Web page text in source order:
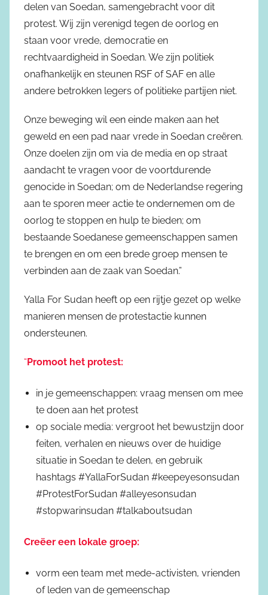
delen van Soedan, samengebracht voor dit
protest. Wij zijn verenigd tegen de oorlog en
staan voor vrede, democratie en
rechtvaardigheid in Soedan. We zijn politiek
onafhankelijk en steunen RSF of SAF en alle
andere betrokken legers of politieke partijen niet.
Onze beweging wil een einde maken aan het
geweld en een pad naar vrede in Soedan creëren.
Onze doelen zijn om via de media en op straat
aandacht te vragen voor de voortdurende
genocide in Soedan; om de Nederlandse regering
aan te sporen meer actie te ondernemen om de
oorlog te stoppen en hulp te bieden; om
bestaande Soedanese gemeenschappen samen
te brengen en om een brede groep mensen te
verbinden aan de zaak van Soedan.”
Yalla For Sudan heeft op een rijtje gezet op welke
manieren mensen de protestactie kunnen
ondersteunen.
“Promoot het protest:
in je gemeenschappen: vraag mensen om mee
te doen aan het protest
op sociale media: vergroot het bewustzijn door
feiten, verhalen en nieuws over de huidige
situatie in Soedan te delen, en gebruik
hashtags #YallaForSudan #keepeyesonsudan
#ProtestForSudan #alleyesonsudan
#stopwarinsudan #talkaboutsudan
Creëer een lokale groep:
vorm een team met mede-activisten, vrienden
of leden van de gemeenschap